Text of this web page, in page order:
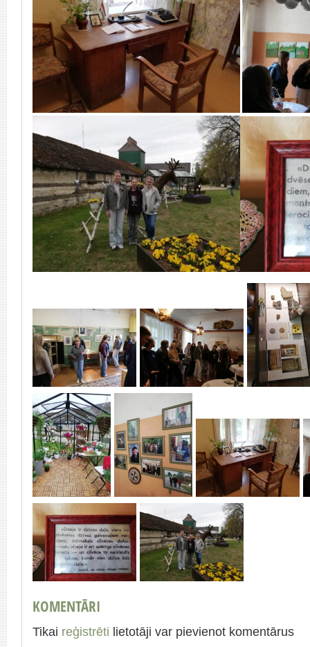
KOMENTĀRI
Tikai reģistrēti lietotāji var pievienot komentārus